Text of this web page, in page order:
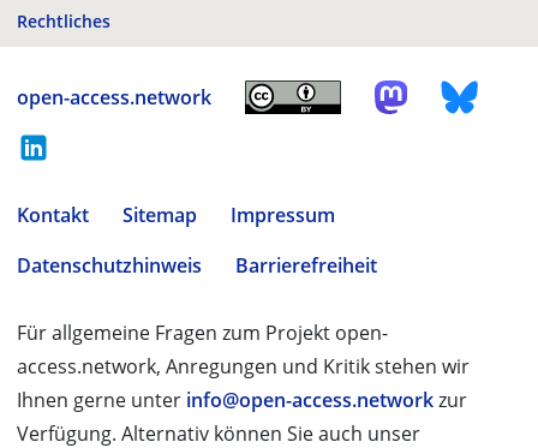
Rechtliches
open-access.network
Kontakt Sitemap
Impressum
Datenschutzhinweis
Barrierefreiheit
Für allgemeine Fragen zum Projekt open-
access.network, Anregungen und Kritik stehen wir
Ihnen gerne unter info@open-access.networkzur
Verfügung. Alternativ können Sie auch unser